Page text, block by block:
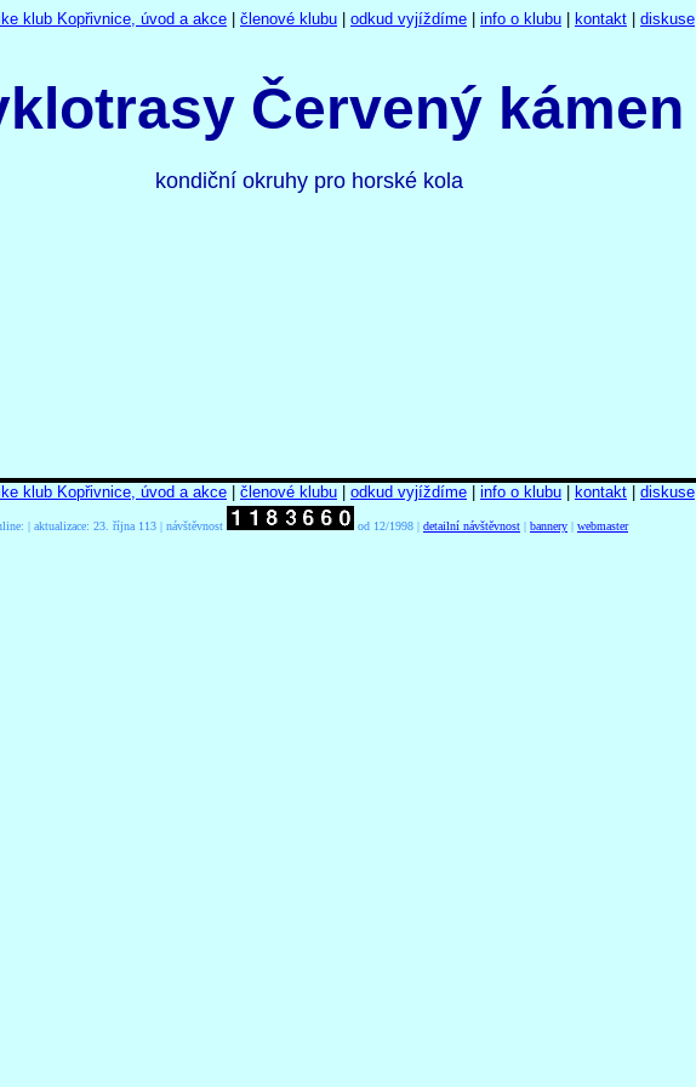
klub Kopřivnice, úvod a akce členové klubu odkud vyjíždíme info o klubu kontakt diskuse
Červený kámen
kondiční okruhy pro horské kola
klub Kopřivnice, úvod a akce členové klubu odkud vyjíždíme info o klubu kontakt diskuse
| aktualizace: 23. října 113 | návštěvnost od 12/1998 | detailní návštěvnost | bannery | webmaster